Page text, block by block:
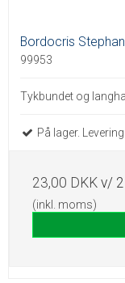
Bordocris
99953
Tykbundet og
På lager.
23,00 DKK v/
(inkl. moms)